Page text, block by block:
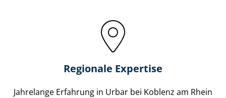
Regionale Expertise
Jahrelange Erfahrung in Urbar bei Koblenz am Rhein